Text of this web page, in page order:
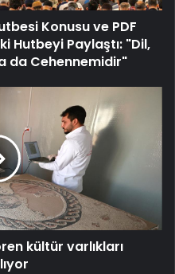
Konusu ve PDF
Hutbeyi Paylaştı: "Dil,
da Cehennemidir"
kültür varlıkları